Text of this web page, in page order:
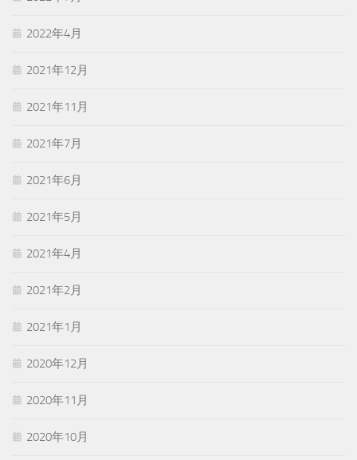
2022年4月
2021年12月
2021年11月
2021年7月
2021年6月
2021年5月
2021年4月
2021年2月
2021年1月
2020年12月
2020年11月
2020年10月